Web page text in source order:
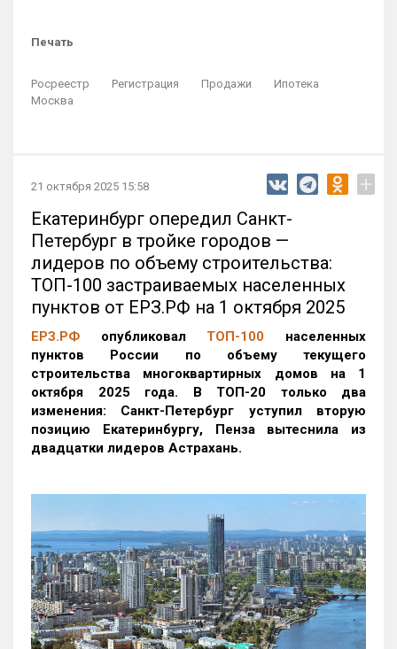
Печать
Росреестр Регистрация Продажи
Ипотека
Москва
21 октября 2025 15:58 +
Екатеринбург опередил Санкт-
Петербург в тройке городов —
лидеров по объему строительства:
ТОП-100 застраиваемых населенных
пунктов от ЕРЗ.РФ на 1 октября 2025
ЕРЗ.РФ опубликовал ТОП-100 населенных
пунктов России по объему текущего
строительства многоквартирных домов на 1
октября 2025 года. В ТОП-20 только два
изменения: Санкт-Петербург уступил вторую
позицию Екатеринбургу, Пенза вытеснила из
двадцатки лидеров Астрахань.